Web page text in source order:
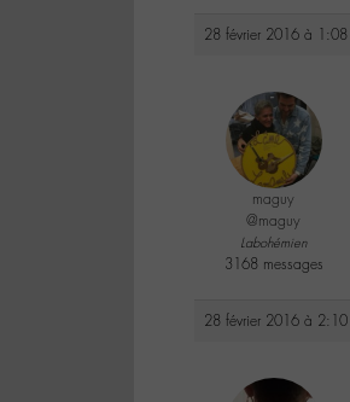
28 février 2016 à 1:08
maguy
@maguy
Labohémien
3168 messages
28 février 2016 à 2:10